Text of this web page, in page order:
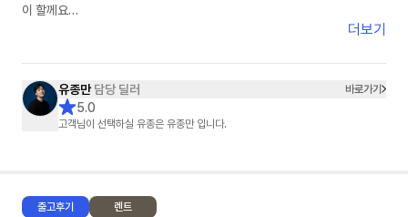
이 할께요
더보기
유종만 담당 딜러 바로가기
5.0
고객님이 선택하실 유종은 유종만 입니다.
출고후기 렌트